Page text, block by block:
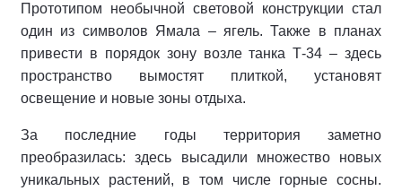
Прототипом
необычной световой конструкции стал
один из символов Ямала – ягель.Также в планах
привести в порядок зону возле танка Т-34– здесь
пространство
вымостят плиткой, установят
освещение и новые зоны отдыха.
За последние годы территория заметно
преобразилась: здесь высадили множество новых
уникальных растений, в том числе горные сосны.